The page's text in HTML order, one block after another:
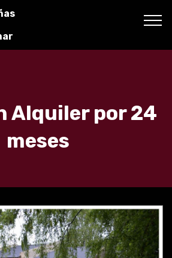
Alquiler por 24
meses